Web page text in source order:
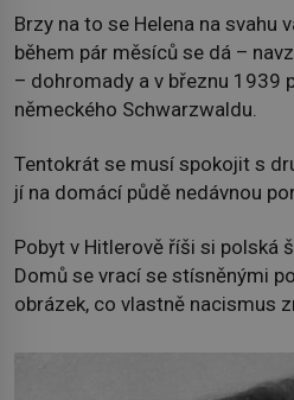
Brzy na to se Helena na svahu
během pár měsíců se dá –
– dohromady a v březnu 1939
německého Schwarzwaldu.
Tentokrát se musí spokojit s
jí na domácí půdě nedávnou
Pobyt v Hitlerově říši si polská
Domů se vrací se stísněnými
obrázek, co vlastně nacismus